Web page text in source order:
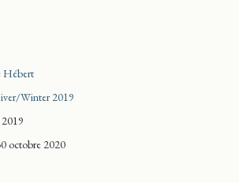
Hébert
Winter 2019
octobre 2020